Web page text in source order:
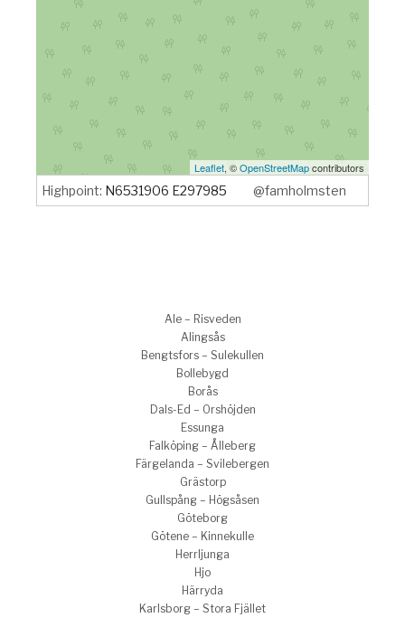
Leaflet, ©OpenStreetMapcontributors
Highpoint: N6531906 E297985 @famholmsten
Ale – Risveden
Alingsås
Bengtsfors – Sulekullen
Bollebygd
Borås
Dals-Ed – Orshöjden
Essunga
Falköping – Ålleberg
Färgelanda – Svilebergen
Grästorp
Gullspång – Högsåsen
Göteborg
Götene – Kinnekulle
Herrljunga
Hjo
Härryda
Karlsborg – Stora Fjället